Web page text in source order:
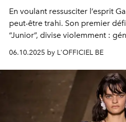
En voulant ressusciter l’esprit
peut-être trahi. Son premier
“Junior”, divise violemment :
06.10.2025 by L'OFFICIEL BE